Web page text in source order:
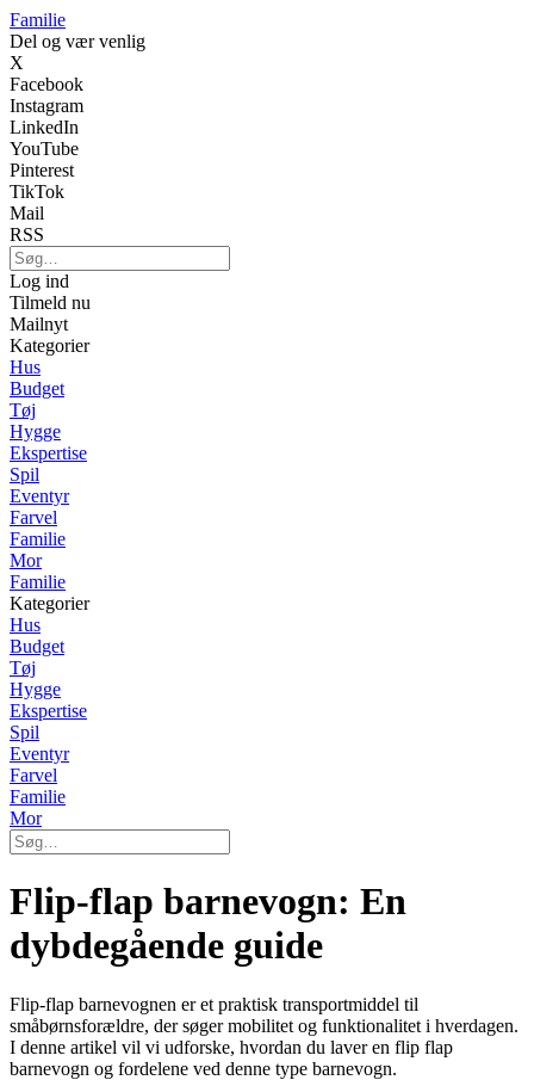
Familie
Del og vær venlig
X
Facebook
Instagram
LinkedIn
YouTube
Pinterest
TikTok
Mail
RSS
Log ind
Tilmeld nu
Mailnyt
Kategorier
Hus
Budget
Tøj
Hygge
Ekspertise
Spil
Eventyr
Farvel
Familie
Mor
Familie
Kategorier
Hus
Budget
Tøj
Hygge
Ekspertise
Spil
Eventyr
Farvel
Familie
Mor
Flip-flap barnevogn: En
dybdegående guide
Flip-flap barnevognen er et praktisk transportmiddel til
småbørnsforældre, der søger mobilitet og funktionalitet i hverdagen.
I denne artikel vil vi udforske, hvordan du laver en flip flap
barnevogn og fordelene ved denne type barnevogn.